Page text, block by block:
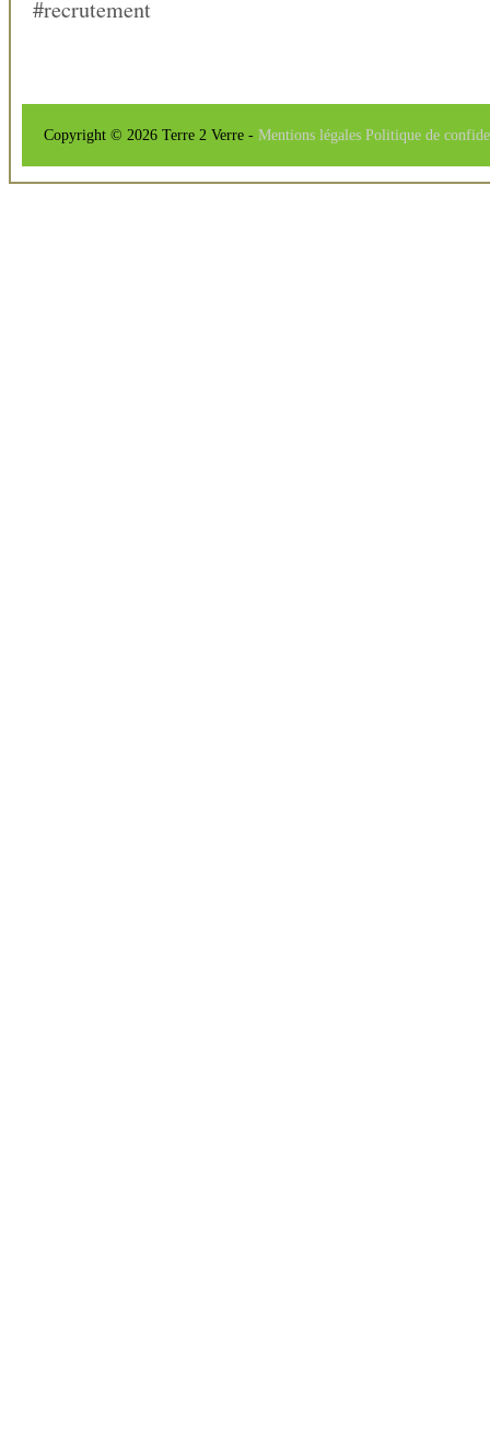
#recrutement
Copyright © 2026 Terre 2 Verre - Mentions légales Politique de